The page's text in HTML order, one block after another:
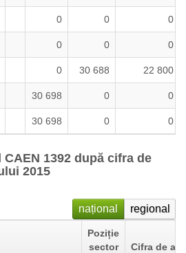
0 0 0
0 0 0
0 30 688 22 800
30 698 0 0
30 698 0 0
1392 după cifra de
2015
național regional
Poziție
sector
Cifra de